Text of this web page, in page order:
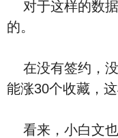
对于这样的数据
的。
在没有签约，没
能涨30个收藏，
看来，小白文也